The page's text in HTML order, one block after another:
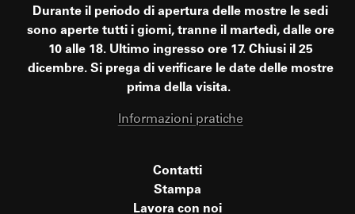
Durante il periodo di apertura delle mostre le sedi
sono aperte tutti i giorni, tranne il martedì, dalle ore
10 alle 18. Ultimo ingresso ore 17. Chiusi il 25
dicembre. Si prega di verificare le date delle mostre
prima della visita.
Informazioni pratiche
Contatti
Stampa
Lavora con noi